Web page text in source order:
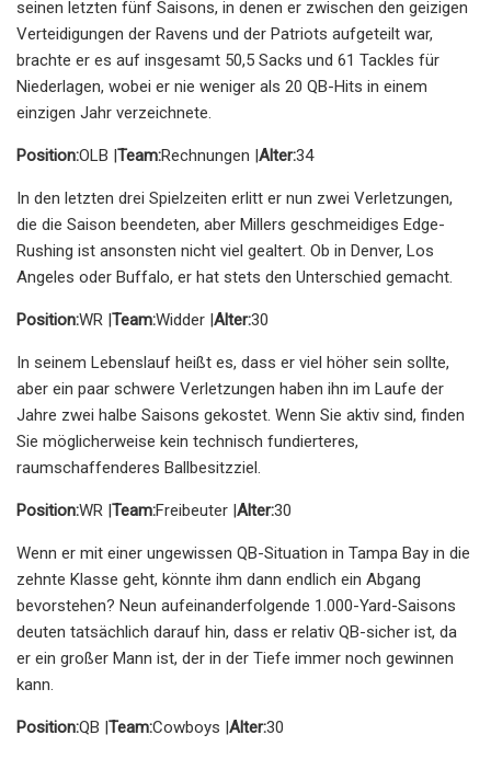
seinen letzten fünf Saisons, in denen er zwischen den geizigen
Verteidigungen der Ravens und der Patriots aufgeteilt war,
brachte er es auf insgesamt 50,5 Sacks und 61 Tackles für
Niederlagen, wobei er nie weniger als 20 QB-Hits in einem
einzigen Jahr verzeichnete.
Position:OLB |Team:Rechnungen |Alter:34
In den letzten drei Spielzeiten erlitt er nun zwei Verletzungen,
die die Saison beendeten, aber Millers geschmeidiges Edge-
Rushing ist ansonsten nicht viel gealtert. Ob in Denver, Los
Angeles oder Buffalo, er hat stets den Unterschied gemacht.
Position:WR |Team:Widder |Alter:30
In seinem Lebenslauf heißt es, dass er viel höher sein sollte,
aber ein paar schwere Verletzungen haben ihn im Laufe der
Jahre zwei halbe Saisons gekostet. Wenn Sie aktiv sind, finden
Sie möglicherweise kein technisch fundierteres,
raumschaffenderes Ballbesitzziel.
Position:WR |Team:Freibeuter |Alter:30
Wenn er mit einer ungewissen QB-Situation in Tampa Bay in die
zehnte Klasse geht, könnte ihm dann endlich ein Abgang
bevorstehen? Neun aufeinanderfolgende 1.000-Yard-Saisons
deuten tatsächlich darauf hin, dass er relativ QB-sicher ist, da
er ein großer Mann ist, der in der Tiefe immer noch gewinnen
kann.
Position:QB |Team:Cowboys |Alter:30